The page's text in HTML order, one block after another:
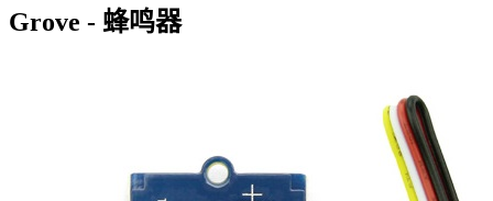
Grove - 蜂鸣器